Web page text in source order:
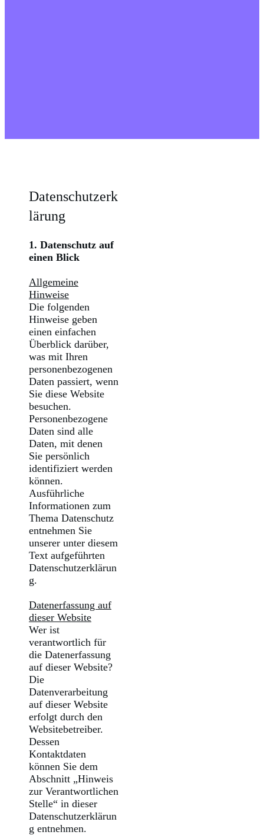
Datenschutzerk
lärung
1. Datenschutz auf
einen Blick
Allgemeine
Hinweise
Die folgenden
Hinweise geben
einen einfachen
Überblick darüber,
was mit Ihren
personenbezogenen
Daten passiert, wenn
Sie diese Website
besuchen.
Personenbezogene
Daten sind alle
Daten, mit denen
Sie persönlich
identifiziert werden
können.
Ausführliche
Informationen zum
Thema Datenschutz
entnehmen Sie
unserer unter diesem
Text aufgeführten
Datenschutzerklärun
g.
Datenerfassung auf
dieser Website
Wer ist
verantwortlich für
die Datenerfassung
auf dieser Website?
Die
Datenverarbeitung
auf dieser Website
erfolgt durch den
Websitebetreiber.
Dessen
Kontaktdaten
können Sie dem
Abschnitt „Hinweis
zur Verantwortlichen
Stelle“ in dieser
Datenschutzerklärun
g entnehmen.